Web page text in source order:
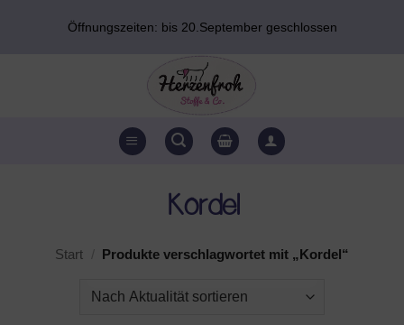
Öffnungszeiten: bis 20.September geschlossen
Kordel
Start Produkte verschlagwortet mit „Kordel“